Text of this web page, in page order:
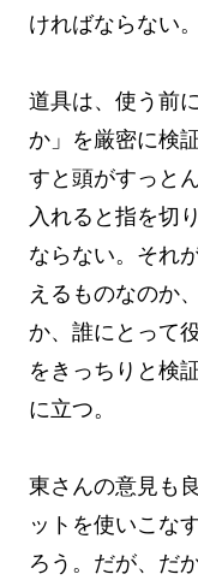
ければならない。
道具は、使う前
か」を厳密に検
すと頭がすっと
入れると指を切
ならない。それ
えるものなのか
か、誰にとって
をきっちりと検
に立つ。
東さんの意見も
ットを使いこな
ろう。だが、だ